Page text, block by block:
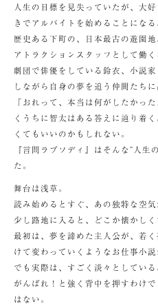
人生の目標を見失っていたが、大
きでアルバイトを始めることになる
歴史ある下町の、日本最古の遊園地
アトラクションスタッフとして働
劇団で俳優をしている鈴衣、小説
しながら自身の夢を追う仲間たちに
「おれって、本当は何がしたかっ
くうちに智太はある答えに辿り着
くてもいいのかもしれない。
『言問ラプソディ』はそんな”人生
た。
舞台は浅草。
読み始めるとすぐ、あの独特な空気
少し路地に入ると、どこか懐かしく
最初は、夢を諦めた主人公が、若
けて変わっていくようなお仕事小説
でも実際は、すごく淡々としている
がんばれ！と強く背中を押すわけ
はない。